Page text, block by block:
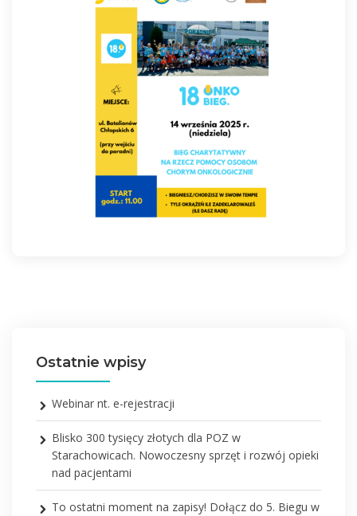
Ostatnie wpisy
Webinar nt. e-rejestracji
Blisko 300 tysięcy złotych dla POZ w
Starachowicach. Nowoczesny sprzęt i rozwój opieki
nad pacjentami
To ostatni moment na zapisy! Dołącz do 5. Biegu w